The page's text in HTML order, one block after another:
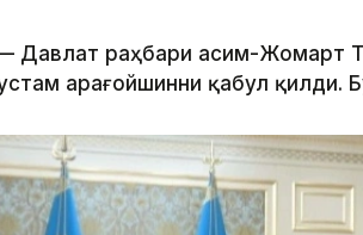
Давлат раҳбари Қасим-Жомарт
Қарағойшинни қабул қилди.